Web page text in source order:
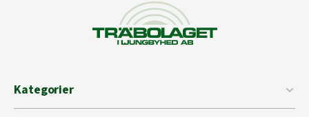
Kategorier